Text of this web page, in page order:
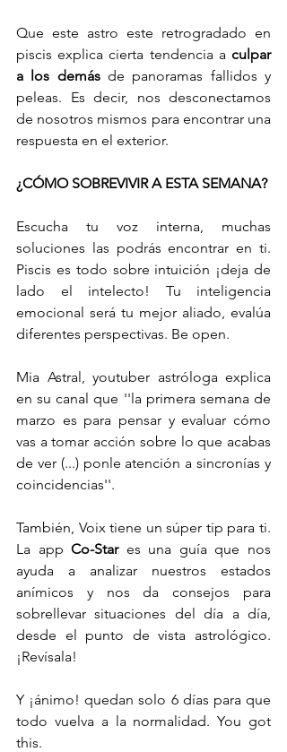
Que este astro este retrogradado en
piscis explica cierta tendencia a culpar
a los demás de panoramas fallidos y
peleas. Es decir, nos desconectamos
de nosotros mismos para encontrar una
respuesta en el exterior.
¿CÓMO SOBREVIVIR A ESTA SEMANA?
Escucha tu voz interna, muchas
soluciones las podrás encontrar en ti.
Piscis es todo sobre intuición ¡deja de
lado el intelecto! Tu inteligencia
emocional será tu mejor aliado, evalúa
diferentes perspectivas. Be open.
Mia Astral, youtuber astróloga explica
en su canal que ''la primera semana de
marzo es para pensar y evaluar cómo
vas a tomar acción sobre lo que acabas
de ver (...) ponle atención a sincronías y
coincidencias''.
También, Voix tiene un súper tip para ti.
La app Co-Star es una guía que nos
ayuda a analizar nuestros estados
anímicos y nos da consejos para
sobrellevar situaciones del día a día,
desde el punto de vista astrológico.
¡Revísala!
Y ¡ánimo! quedan solo 6 días para que
todo vuelva a la normalidad. You got
this.